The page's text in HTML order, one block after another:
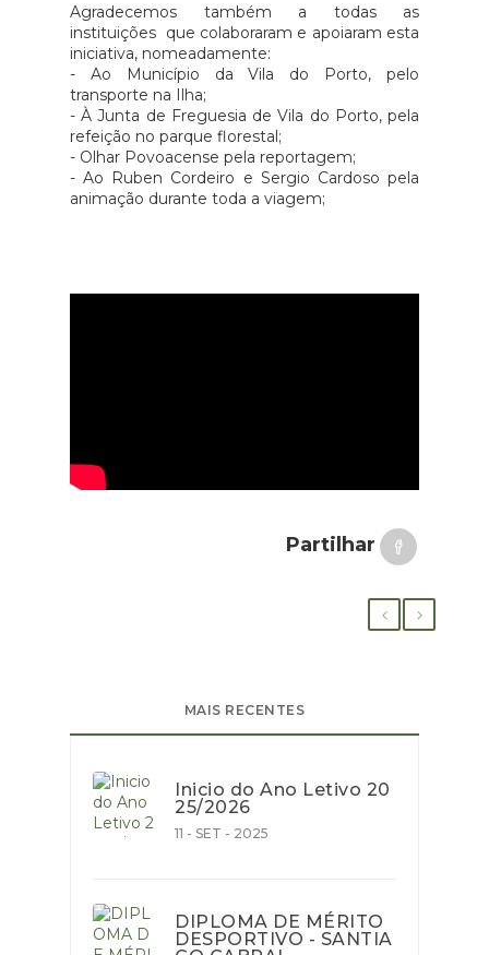
Agradecemos também a todas as
instituições que colaboraram e apoiaram esta
iniciativa, nomeadamente:
- Ao Município da Vila do Porto, pelo
transporte na Ilha;
- À Junta de Freguesia de Vila do Porto, pela
refeição no parque florestal;
- Olhar Povoacense pela reportagem;
- Ao Ruben Cordeiro e Sergio Cardoso pela
animação durante toda a viagem;
Partilhar
MAIS RECENTES
Inicio do Ano Letivo 20
25/2026
11 - SET - 2025
DIPLOMA DE MÉRITO
DESPORTIVO - SANTIA